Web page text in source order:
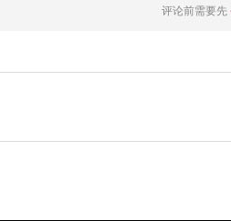
评论前需要先